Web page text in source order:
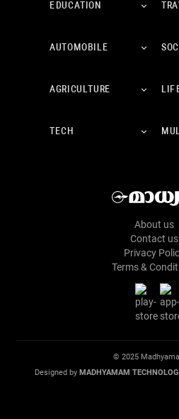
EDUCATION
AUTOMOBILE
AGRICULTURE
TECH
About us
Contact us
Privacy
Terms &
© 2025
Designed by MADHYAMAM